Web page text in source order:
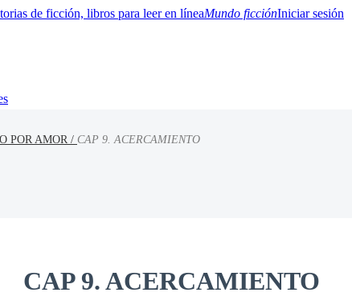
Mundo ficciónIniciar sesión
POR AMOR / CAP 9. ACERCAMIENTO
CAP 9. ACERCAMIENTO